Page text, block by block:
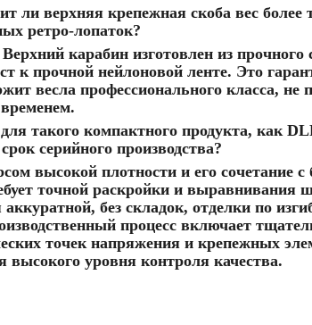
ли верхняя крепежная скоба вес более
ретро-лопаток?
Верхний карабин изготовлен из
к прочной нейлоновой ленте. Это
весла профессионального класса, не
такого компактного продукта, как
серийного производства?
высокой плотности и его сочетание
точной раскройки и выравнивания
аккуратной, без складок, отделки по
процесс включает
точек напряжения и крепежных
высокого уровня контроля качества.